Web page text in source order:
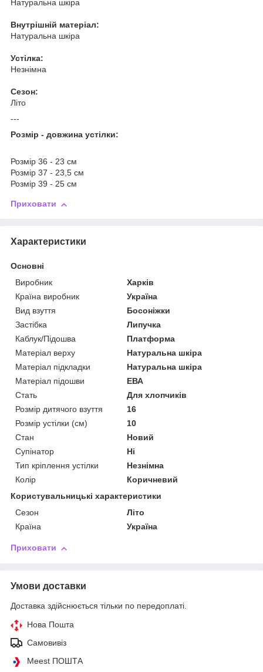
Натуральна шкіра
Внутрішній матеріал:
Натуральна шкіра
Устілка:
Незнімна
Сезон:
Літо
---
Розмір - довжина устілки:
Розмір 36 - 23 см
Розмір 37 - 23,5 см
Розмір 39 - 25 см
Приховати
Характеристики
Основні
Виробник
Харків
Країна виробник
Україна
Вид взуття
Босоніжки
Застібка
Липучка
Каблук/Підошва
Платформа
Матеріал верху
Натуральна шкіра
Матеріал підкладки
Натуральна шкіра
Матеріал підошви
ЕВА
Стать
Для хлопчиків
Розмір дитячого взуття
16
Розмір устілки (см)
10
Стан
Новий
Супінатор
Ні
Тип кріплення устілки
Незнімна
Колір
Коричневий
Користувальницькі характеристики
Сезон
Літо
Країна
Україна
Приховати
Умови доставки
Доставка здійснюється тільки по передоплаті.
Нова Пошта
Самовивіз
Meest ПОШТА